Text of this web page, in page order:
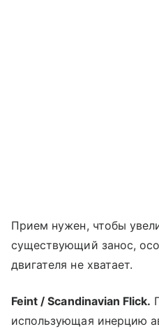
Прием нужен, чтобы
существующий занос,
двигателя не хватает.
Feint / Scandinavian Flick.
использующая инерцию